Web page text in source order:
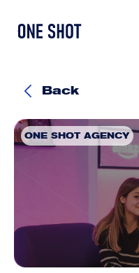
Back
ONE SHOT AGENCY
"Fuori Onda"
Format live su Twitch